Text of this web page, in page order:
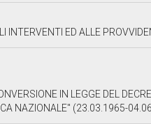
E I TERRITORI COLPITI DALLE ALLUVIONI O
IN LEGGE DEL
NAZIONALE" (23.03.1965-